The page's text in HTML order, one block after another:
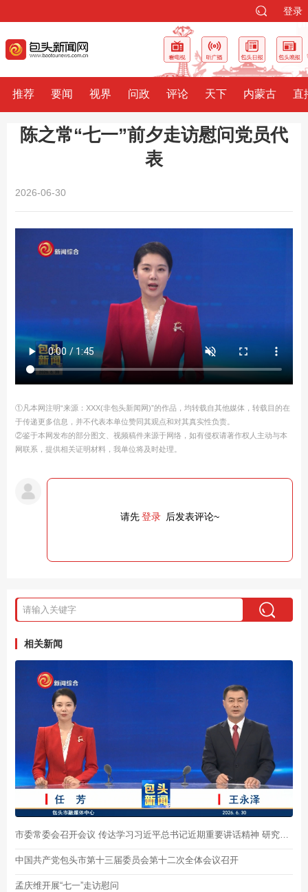
登录
推荐 要闻 视界 问政 评论 天下 内蒙古 直
陈之常“七一”前夕走访慰问党员代
表
2026-06-30
①凡本网注明“来源：XXX(非包头新闻网)”的作品，均转载自其他媒体，转载目的在
于传递更多信息，并不代表本单位赞同其观点和对其真实性负责。
②鉴于本网发布的部分图文、视频稿件来源于网络，如有侵权请著作权人主动与本
网联系，提供相关证明材料，我单位将及时处理。
请先登录 后发表评论~
相关新闻
市委常委会召开会议 传达学习习近平总书记近期重要讲话精神 研究部署经济运行、安全生产、意识形态领域有关工作 陈之常主持
中国共产党包头市第十三届委员会第十二次全体会议召开
孟庆维开展“七一”走访慰问